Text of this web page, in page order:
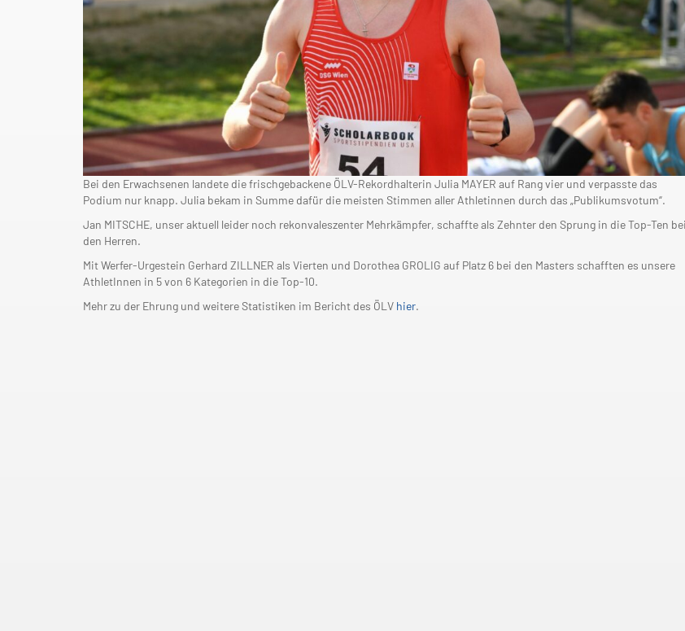
Bei den Erwachsenen landete die frischgebackene ÖLV-Rekordhalterin Julia MAYER auf Rang vier und verpasste das
Podium nur knapp. Julia bekam in Summe dafür die meisten Stimmen aller Athletinnen durch das „Publikumsvotum“.
Jan MITSCHE, unser aktuell leider noch rekonvaleszenter Mehrkämpfer, schaffte als Zehnter den Sprung in die Top-Ten bei
den Herren.
Mit Werfer-Urgestein Gerhard ZILLNER als Vierten und Dorothea GROLIG auf Platz 6 bei den Masters schafften es unsere
AthletInnen in 5 von 6 Kategorien in die Top-10.
Mehr zu der Ehrung und weitere Statistiken im Bericht des ÖLV hier.